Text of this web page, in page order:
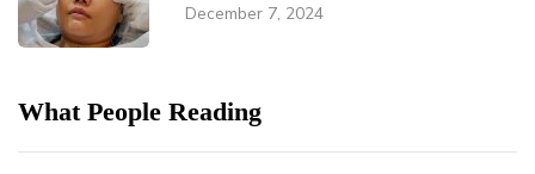
December 7, 2024
What People Reading